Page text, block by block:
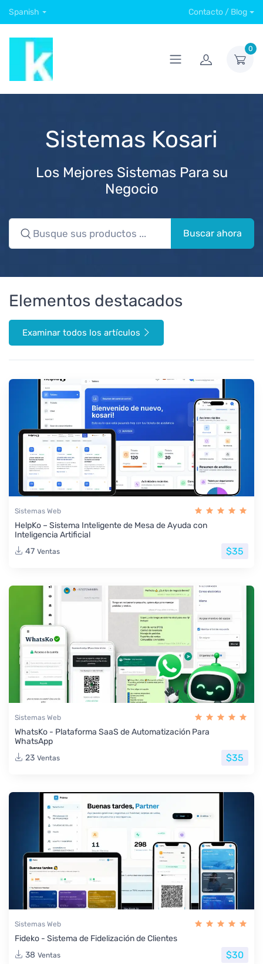
Spanish Contacto / Blog
0
Sistemas Kosari
Los Mejores Sistemas Para su
Negocio
Buscar ahora
Elementos destacados
Examinar todos los artículos
Sistemas Web
HelpKo – Sistema Inteligente de Mesa de Ayuda con
Inteligencia Artificial
47 Ventas $35
Sistemas Web
WhatsKo - Plataforma SaaS de Automatización Para
WhatsApp
23 Ventas $35
Sistemas Web
Fideko - Sistema de Fidelización de Clientes
38 Ventas $30